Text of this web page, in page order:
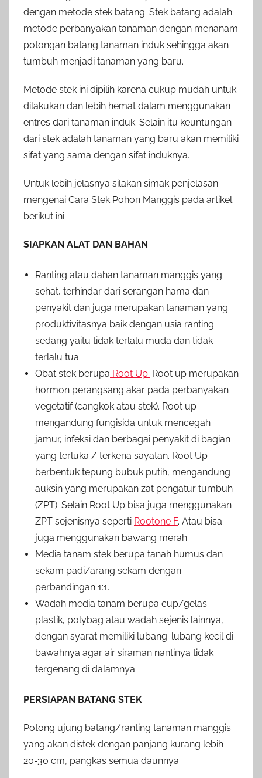
dengan metode stek batang. Stek batang adalah
metode perbanyakan tanaman dengan menanam
potongan batang tanaman induk sehingga akan
tumbuh menjadi tanaman yang baru.
Metode stek ini dipilih karena cukup mudah untuk
dilakukan dan lebih hemat dalam menggunakan
entres dari tanaman induk. Selain itu keuntungan
dari stek adalah tanaman yang baru akan memiliki
sifat yang sama dengan sifat induknya.
Untuk lebih jelasnya silakan simak penjelasan
mengenai Cara Stek Pohon Manggis pada artikel
berikut ini.
SIAPKAN ALAT DAN BAHAN
Ranting atau dahan tanaman manggis yang
sehat, terhindar dari serangan hama dan
penyakit dan juga merupakan tanaman yang
produktivitasnya baik dengan usia ranting
sedang yaitu tidak terlalu muda dan tidak
terlalu tua.
Obat stek berupa Root Up. Root up merupakan
hormon perangsang akar pada perbanyakan
vegetatif (cangkok atau stek). Root up
mengandung fungisida untuk mencegah
jamur, infeksi dan berbagai penyakit di bagian
yang terluka / terkena sayatan. Root Up
berbentuk tepung bubuk putih, mengandung
auksin yang merupakan zat pengatur tumbuh
(ZPT). Selain Root Up bisa juga menggunakan
ZPT sejenisnya seperti Rootone F. Atau bisa
juga menggunakan bawang merah.
Media tanam stek berupa tanah humus dan
sekam padi/arang sekam dengan
perbandingan 1:1.
Wadah media tanam berupa cup/gelas
plastik, polybag atau wadah sejenis lainnya,
dengan syarat memiliki lubang-lubang kecil di
bawahnya agar air siraman nantinya tidak
tergenang di dalamnya.
PERSIAPAN BATANG STEK
Potong ujung batang/ranting tanaman manggis
yang akan distek dengan panjang kurang lebih
20-30 cm, pangkas semua daunnya.